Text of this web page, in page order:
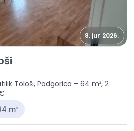
8. jun 2026.
Tološi
Tološi, Podgorica – 64 m², 2
m²